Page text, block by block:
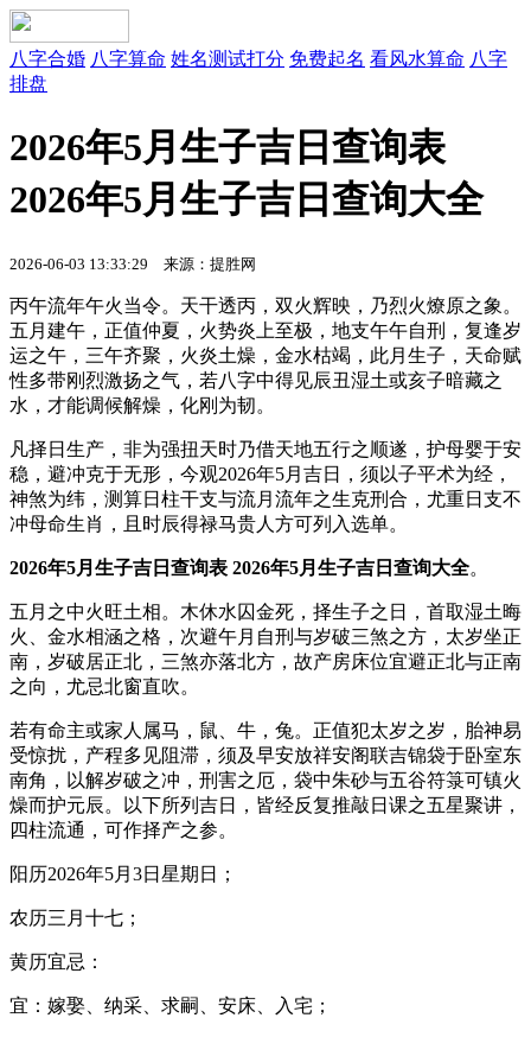
八字合婚 八字算命 姓名测试打分 免费起名 看风水算命 八字
排盘
2026年5月生子吉日查询表
2026年5月生子吉日查询大全
2026-06-03 13:33:29 来源：提胜网
丙午流年午火当令。天干透丙，双火辉映，乃烈火燎原之象。
五月建午，正值仲夏，火势炎上至极，地支午午自刑，复逢岁
运之午，三午齐聚，火炎土燥，金水枯竭，此月生子，天命赋
性多带刚烈激扬之气，若八字中得见辰丑湿土或亥子暗藏之
水，才能调候解燥，化刚为韧。
凡择日生产，非为强扭天时乃借天地五行之顺遂，护母婴于安
稳，避冲克于无形，今观2026年5月吉日，须以子平术为经，
神煞为纬，测算日柱干支与流月流年之生克刑合，尤重日支不
冲母命生肖，且时辰得禄马贵人方可列入选单。
2026年5月生子吉日查询表 2026年5月生子吉日查询大全。
五月之中火旺土相。木休水囚金死，择生子之日，首取湿土晦
火、金水相涵之格，次避午月自刑与岁破三煞之方，太岁坐正
南，岁破居正北，三煞亦落北方，故产房床位宜避正北与正南
之向，尤忌北窗直吹。
若有命主或家人属马，鼠、牛，兔。正值犯太岁之岁，胎神易
受惊扰，产程多见阻滞，须及早安放祥安阁联吉锦袋于卧室东
南角，以解岁破之冲，刑害之厄，袋中朱砂与五谷符箓可镇火
燥而护元辰。以下所列吉日，皆经反复推敲日课之五星聚讲，
四柱流通，可作择产之参。
阳历2026年5月3日星期日；
农历三月十七；
黄历宜忌：
宜：嫁娶、纳采、求嗣、安床、入宅；